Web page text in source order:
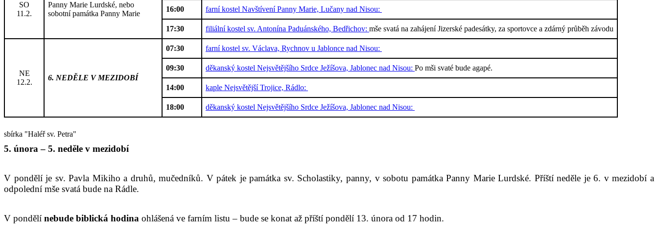
SO
11.2.
Panny Marie Lurdské, nebo
sobotní památka Panny Marie
16:00 farní kostel Navštívení Panny Marie, Lučany nad Nisou:
17:30 filiální kostel sv. Antonína Paduánského, Bedřichov: mše svatá na zahájení Jizerské padesátky, za sportovce a zdárný průběh závodu
NE
12.2.
6. NEDĚLE V MEZIDOBÍ
07:30 farní kostel sv. Václava, Rychnov u Jablonce nad Nisou:
09:30 děkanský kostel Nejsvětějšího Srdce Ježíšova, Jablonec nad Nisou: Po mši svaté bude agapé.
14:00 kaple Nejsvětější Trojice, Rádlo:
18:00 děkanský kostel Nejsvětějšího Srdce Ježíšova, Jablonec nad Nisou:
sbírka "Haléř sv. Petra"
5. února – 5. neděle v mezidobí
V pondělí je sv. Pavla Mikiho a druhů, mučedníků. V pátek je památka sv. Scholastiky, panny, v sobotu památka Panny Marie Lurdské. Příští neděle je 6. v mezidobí a
odpolední mše svatá bude na Rádle.
V pondělí nebude biblická hodina ohlášená ve farním listu – bude se konat až příští pondělí 13. února od 17 hodin.